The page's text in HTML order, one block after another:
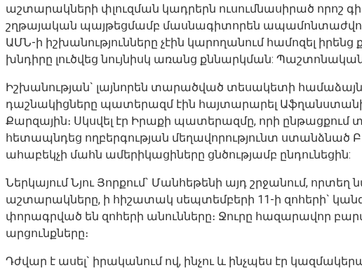
աշտարակների փլուզման կադրերն ուսումնասիրած որոշ
շղթայական պայթեցմամբ մասնագիտորեն ապամոնտաժվում
ԱՄՆ-ի իշխանությունները չէին կարողանում համոզել
խնդիրը լուծվեց նույնիսկ առանց քննարկման:
Իշխանության` լայնորեն տարածված տեսակետի
դաշնակիցները պատերազմ էին հայտարարել
Քարզային։ Սկսվել էր Իրաքի պատերազմը, որի
հետապնդեց ողբերգության մեղավորությունտ ստանձնած
ահաբեկչի մահն ամերիկացիները ցնծությամբ ընդունեցին:
Ներկայում Նյու Յորքում` Մանհեթենի այդ շրջանում,
աշտարակները, ի հիշատակ սեպտեմբերի 11-ի զոհերի`
փորագրված են զոհերի անունները։ Ջուրը հազարավոր
արցունքները։
Դժվար է ասել` իրականում ով, ինչու և ինչպես էր